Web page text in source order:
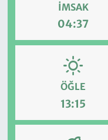
İMSAK
04:37
ÖĞLE
13:15